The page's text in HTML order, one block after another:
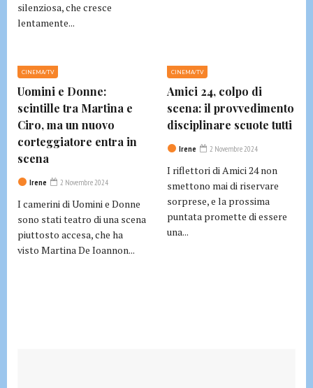
silenziosa, che cresce
lentamente...
CINEMA/TV
Uomini e Donne:
scintille tra Martina e
Ciro, ma un nuovo
corteggiatore entra in
scena
Irene 2 Novembre 2024
I camerini di Uomini e Donne
sono stati teatro di una scena
piuttosto accesa, che ha
visto Martina De Ioannon...
CINEMA/TV
Amici 24, colpo di
scena: il provvedimento
disciplinare scuote tutti
Irene 2 Novembre 2024
I riflettori di Amici 24 non
smettono mai di riservare
sorprese, e la prossima
puntata promette di essere
una...